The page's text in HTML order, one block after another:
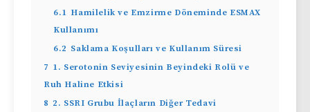
6.1 Hamilelik ve Emzirme Döneminde ESMAX
Kullanımı
6.2 Saklama Koşulları ve Kullanım Süresi
7 1. Serotonin Seviyesinin Beyindeki Rolü ve
Ruh Haline Etkisi
8 2. SSRI Grubu İlaçların Diğer Tedavi